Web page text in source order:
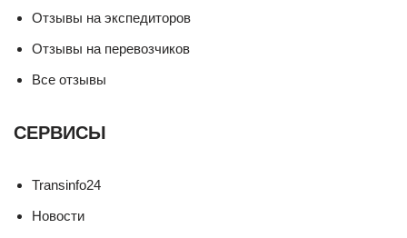
Отзывы на экспедиторов
Отзывы на перевозчиков
Все отзывы
СЕРВИСЫ
Transinfo24
Новости